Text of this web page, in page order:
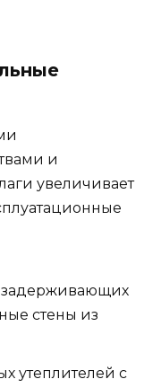
и
увеличивает
задерживающих
стены из
утеплителей с